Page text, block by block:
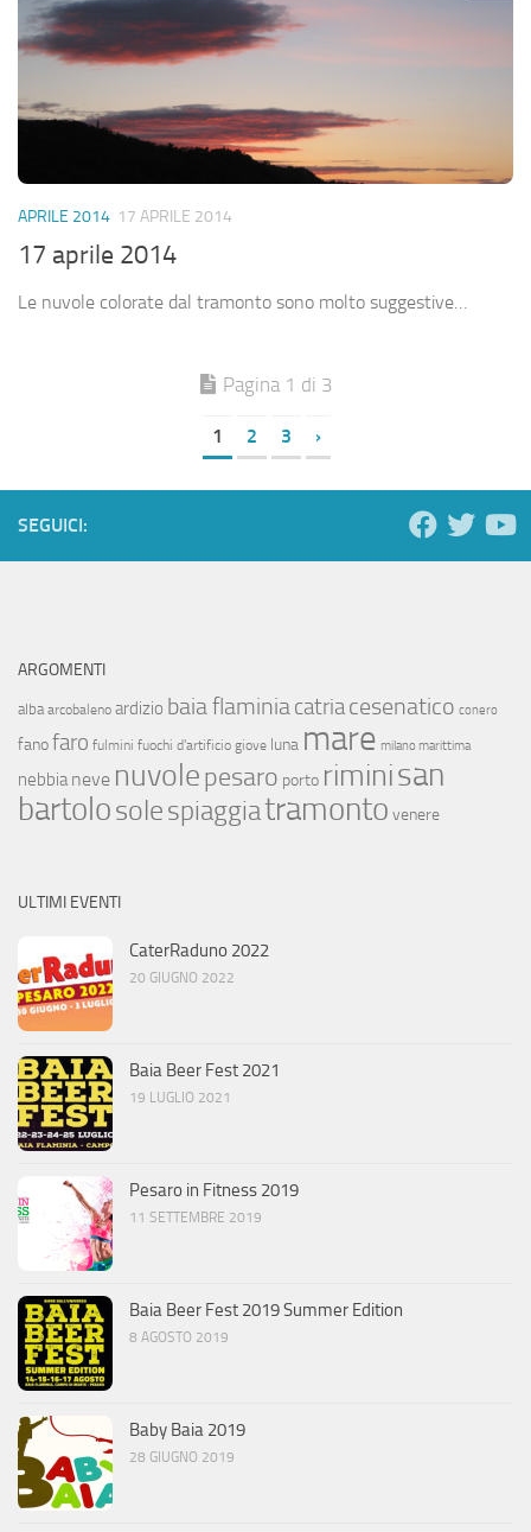
APRILE 2014 17 APRILE 2014
17 aprile 2014
Le nuvole colorate dal tramonto sono molto suggestive…
Pagina 1 di 3
1 2 3 ›
SEGUICI:
ARGOMENTI
alba arcobaleno ardizio baia flaminiacatriacesenatico conero
fanofaro fulmini fuochi d'artificio giove luna mare milano marittima
nebbia neve nuvolepesaro porto riminisan
bartolosolespiaggiatramonto venere
ULTIMI EVENTI
CaterRaduno 2022
20 GIUGNO 2022
Baia Beer Fest 2021
19 LUGLIO 2021
Pesaro in Fitness 2019
11 SETTEMBRE 2019
Baia Beer Fest 2019 Summer Edition
8 AGOSTO 2019
Baby Baia 2019
28 GIUGNO 2019